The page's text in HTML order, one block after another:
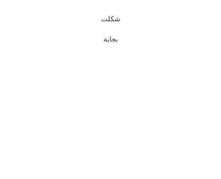
شكلت
بجاية